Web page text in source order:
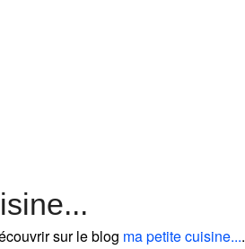
sur le blog ma petite cuisine....